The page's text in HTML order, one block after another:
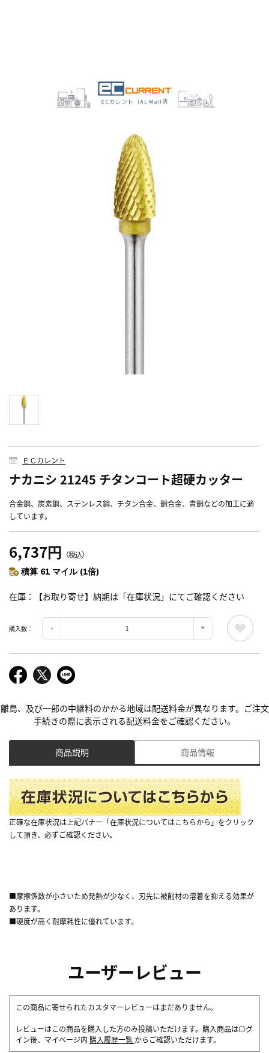
ＥＣカレント
ナカニシ 21245 チタンコート超硬カッター
合金鋼、炭素鋼、ステンレス鋼、チタン合金、銅合金、青銅などの加工に適
しています。
6,737円 （税込）
積算 61 マイル (1倍)
在庫 【お取り寄せ】納期は「在庫状況」にてご確認ください
購入数：
離島、及び一部の中継料のかかる地域は配送料金が異なります。ご注文
手続きの際に表示される配送料金をご確認ください。
商品説明 商品情報
正確な在庫状況は上記バナー「在庫状況についてはこちらから」をクリック
して頂き、必ずご確認ください。
■摩擦係数が小さいため発熱が少なく、刃先に被削材の溶着を抑える効果が
あります。
■硬度が高く耐摩耗性に優れています。
ユーザーレビュー
この商品に寄せられたカスタマーレビューはまだありません。
レビューはこの商品を購入した方のみ投稿いただけます。購入商品はログ
イン後、マイページ内 購入履歴一覧 からご確認いただけます。